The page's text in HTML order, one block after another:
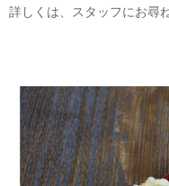
詳しくは、スタッフにお尋